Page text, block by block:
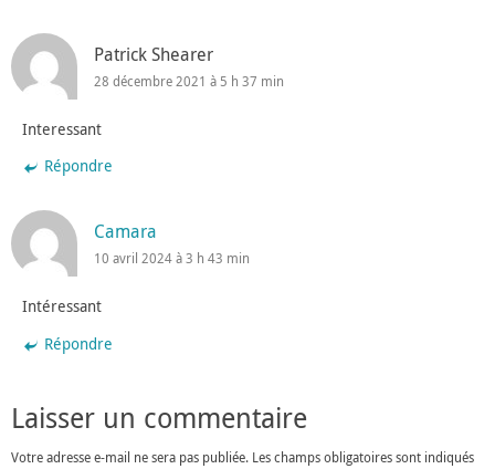
Patrick Shearer
28 décembre 2021 à 5 h 37 min
Interessant
Répondre
Camara
10 avril 2024 à 3 h 43 min
Intéressant
Répondre
Laisser un commentaire
Votre adresse e-mail ne sera pas publiée. Les champs obligatoires sont indiqués